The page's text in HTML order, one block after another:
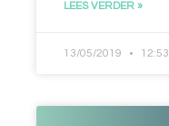
LEES VERDER »
13/05/2019 12:53